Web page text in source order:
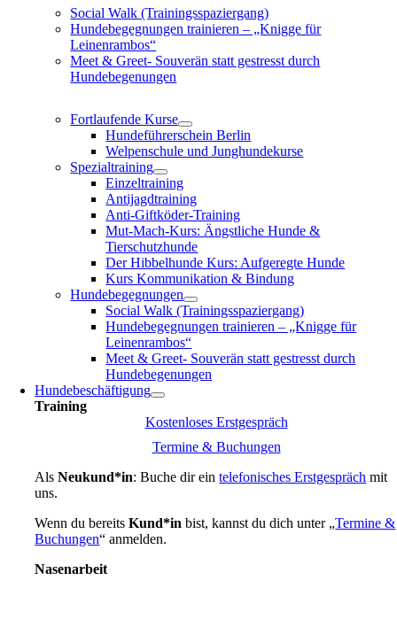
Social Walk (Trainingsspaziergang)
Hundebegegnungen trainieren – „Knigge für
Leinenrambos“
Meet & Greet- Souverän statt gestresst durch
Hundebegenungen
Fortlaufende Kurse
Hundeführerschein Berlin
Welpenschule und Junghundekurse
Spezialtraining
Einzeltraining
Antijagdtraining
Anti-Giftköder-Training
Mut-Mach-Kurs: Ängstliche Hunde &
Tierschutzhunde
Der Hibbelhunde Kurs: Aufgeregte Hunde
Kurs Kommunikation & Bindung
Hundebegegnungen
Social Walk (Trainingsspaziergang)
Hundebegegnungen trainieren – „Knigge für
Leinenrambos“
Meet & Greet- Souverän statt gestresst durch
Hundebegenungen
Hundebeschäftigung
Training
Kostenloses Erstgespräch
Termine & Buchungen
AlsNeukund*in: Buche dir eintelefonisches Erstgespräch mit
uns.
Wenn du bereitsKund*in bist, kannst du dich unter „Termine &
Buchungen“ anmelden.
Nasenarbeit